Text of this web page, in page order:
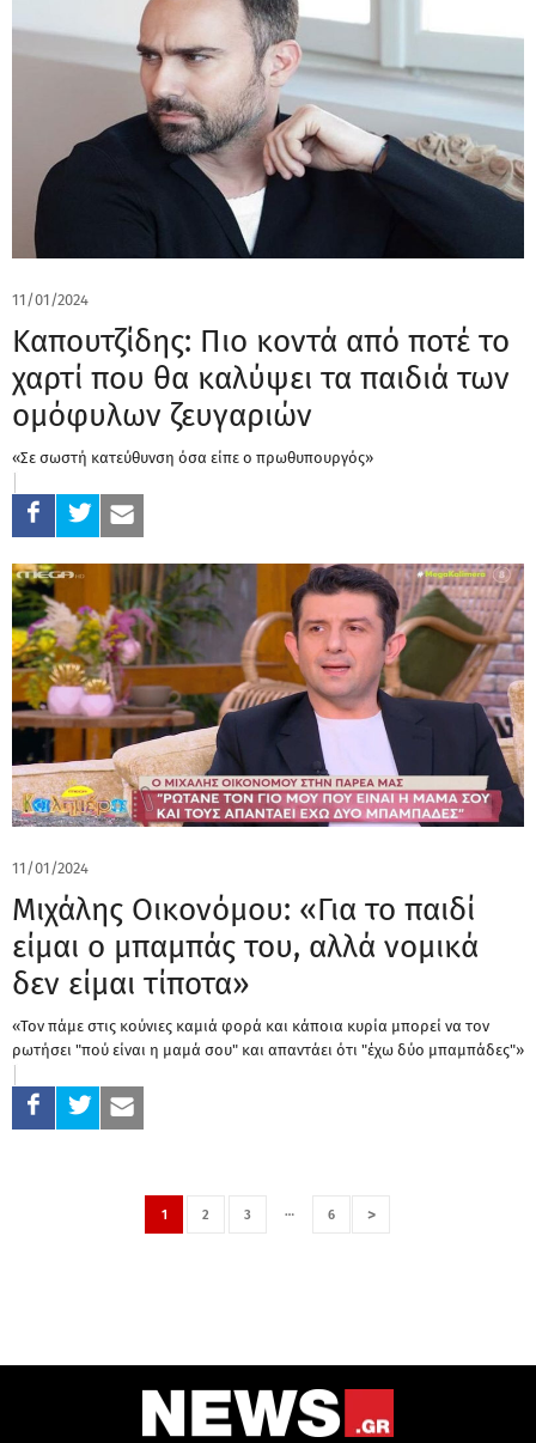
11/01/2024
Καπουτζίδης: Πιο κοντά από ποτέ το
χαρτί που θα καλύψει τα παιδιά των
ομόφυλων ζευγαριών
«Σε σωστή κατεύθυνση όσα είπε ο πρωθυπουργός»
11/01/2024
Μιχάλης Οικονόμου: «Για το παιδί
είμαι ο μπαμπάς του, αλλά νομικά
δεν είμαι τίποτα»
«Τον πάμε στις κούνιες καμιά φορά και κάποια κυρία μπορεί να τον
ρωτήσει "πού είναι η μαμά σου" και απαντάει ότι "έχω δύο μπαμπάδες"»
1 2 3 … 6 >